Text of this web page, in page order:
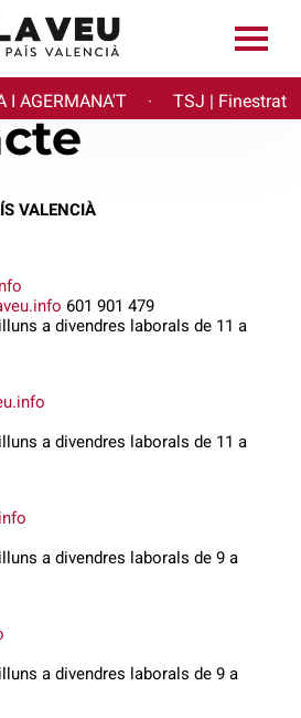
I AGERMANA'T · TSJ | Finestrat
VALENCIÀ
601 901 479
a divendres laborals de 11 a
a divendres laborals de 11 a
a divendres laborals de 9 a
a divendres laborals de 9 a